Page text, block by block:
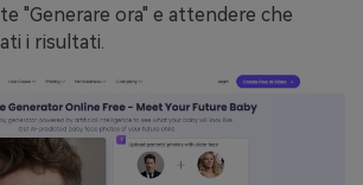
"Generare ora" e attendere che
i risultati.